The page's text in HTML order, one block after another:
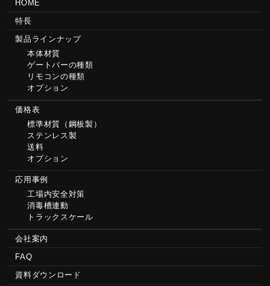
HOME
特長
製品ラインナップ
本体材質
ゲートバーの種類
リモコンの種類
オプション
価格表
標準材質（鋼板製）
ステンレス製
送料
オプション
応用事例
工場内安全対策
消毒槽連動
トラックスケール
会社案内
FAQ
資料ダウンロード